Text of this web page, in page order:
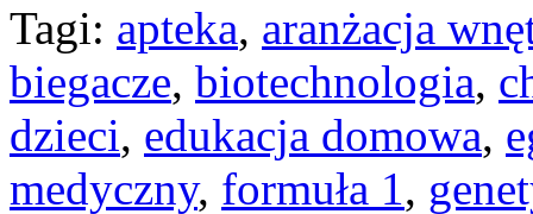
Tagi: apteka, aranżacja
biegacze, biotechnologia,
dzieci, edukacja domowa,
medyczny, formuła 1,